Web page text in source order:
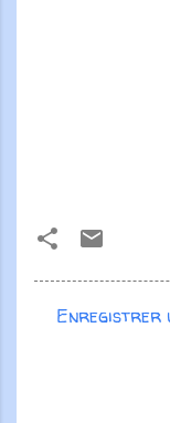
C
Enregistrer